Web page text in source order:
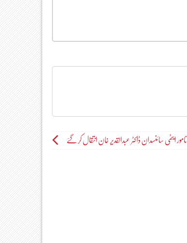
نامور ایٹمی سائنسدان ڈاکٹر عبدالقدیر خان انتقال کر گئے